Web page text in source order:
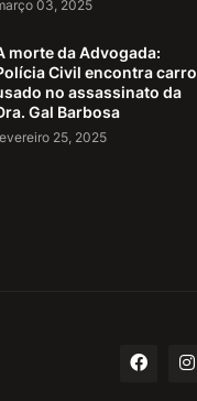
03, 2025
morte da Advogada:
Civil encontra carro
no assassinato da
Gal Barbosa
25, 2025